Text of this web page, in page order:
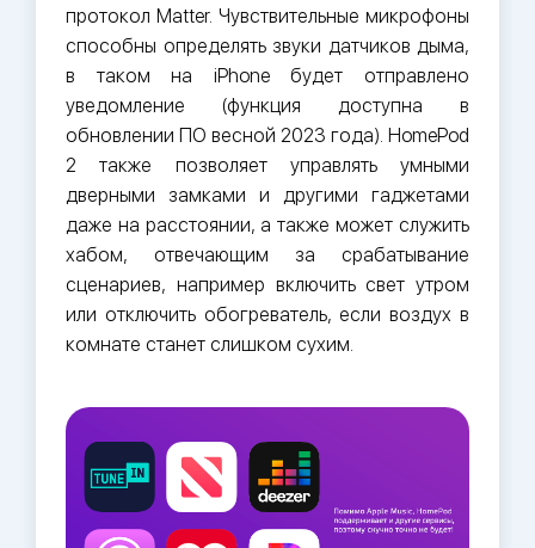
протокол Matter. Чувствительные микрофоны
способны определять звуки датчиков дыма,
в таком на iPhone будет отправлено
уведомление (функция доступна в
обновлении ПО весной 2023 года). HomePod
2 также позволяет управлять умными
дверными замками и другими гаджетами
даже на расстоянии, а также может служить
хабом, отвечающим за срабатывание
сценариев, например включить свет утром
или отключить обогреватель, если воздух в
комнате станет слишком сухим.